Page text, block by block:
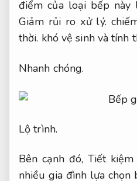
điểm của loại bếp này
Giảm rủi ro xử lý.
thời. khó vệ sinh và tính
Nhanh chóng.
Lộ trình.
Bên cạnh đó,Tiết kiệm
nhiều gia đình lựa